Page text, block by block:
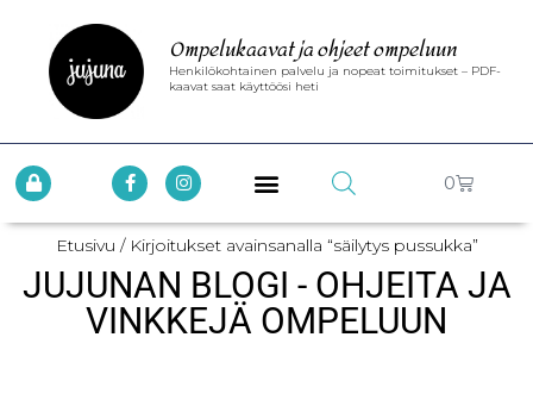
Ompelukaavat ja ohjeet ompeluun
Henkilökohtainen palvelu ja nopeat toimitukset – PDF-
kaavat saat käyttöösi heti
0
Etusivu / Kirjoitukset avainsanalla “säilytys pussukka”
JUJUNAN BLOGI - OHJEITA JA
VINKKEJÄ OMPELUUN